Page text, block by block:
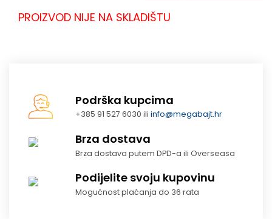
PROIZVOD NIJE NA SKLADIŠTU
Podrška kupcima
+385 91 527 6030 iliinfo@megabajt.hr
Brza dostava
Brza dostava putem DPD-a ili Overseasa
Podijelite svoju kupovinu
Mogućnost plaćanja do 36 rata